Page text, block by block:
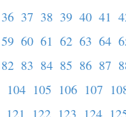
36 37 38 39 40 41
59 60 61 62 63 64
82 83 84 85 86 87
104 105 106 107
121 122 123 124